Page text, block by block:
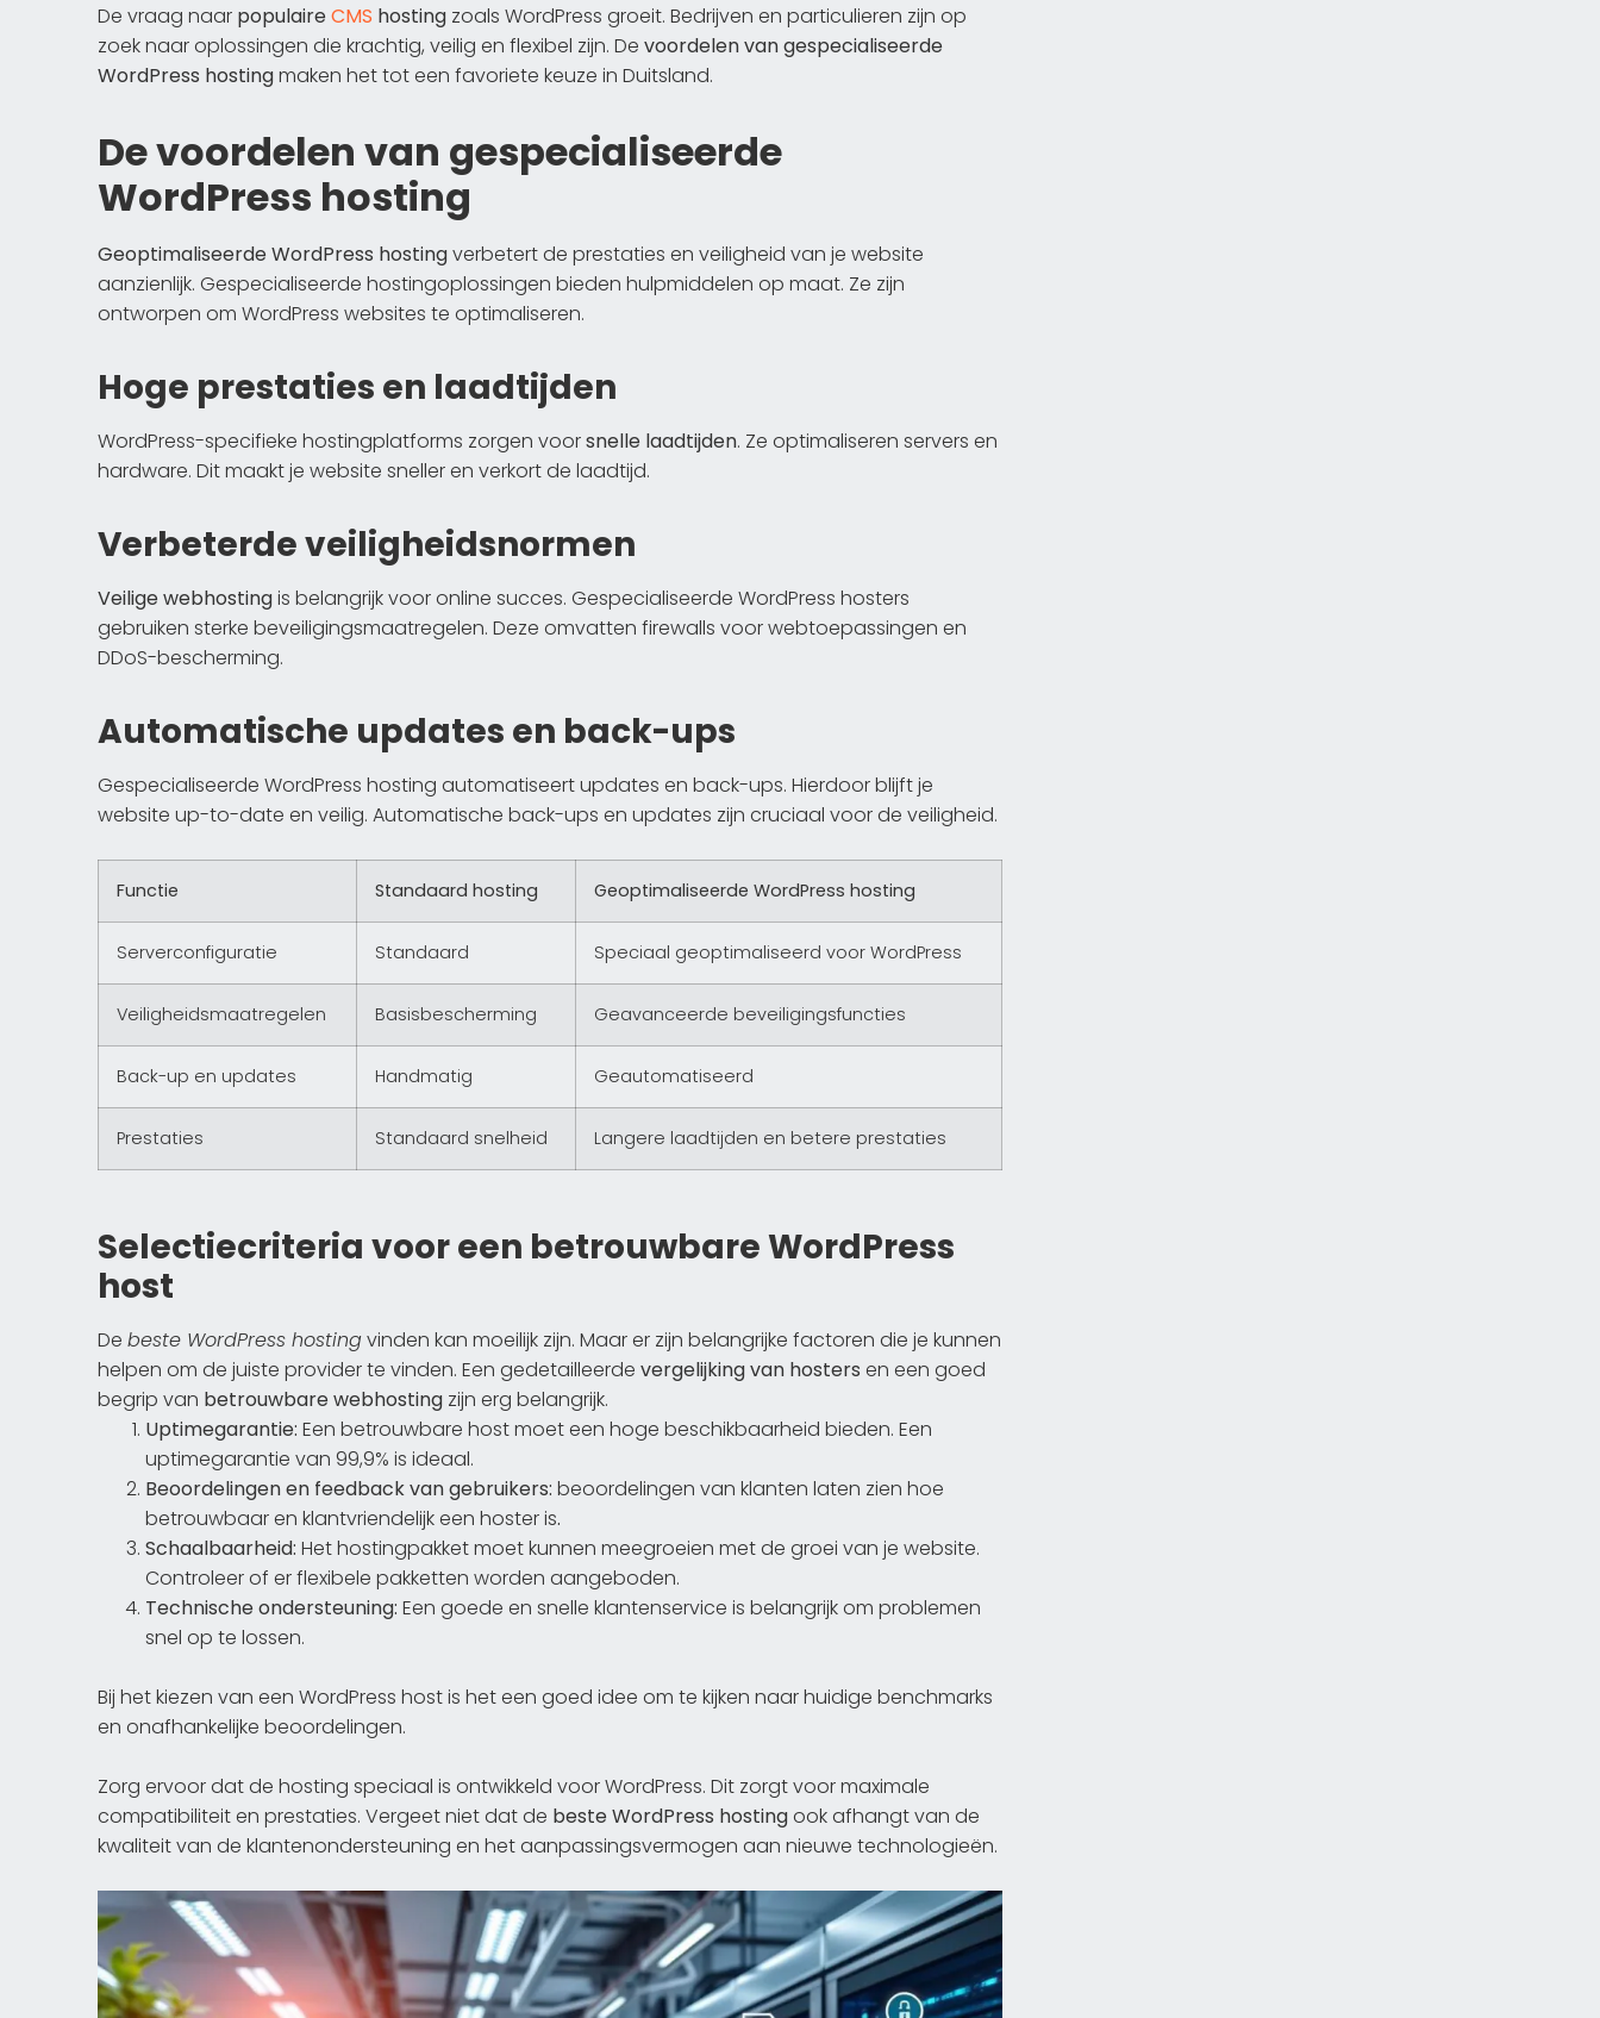
De vraag naar populaireCMS hosting zoals WordPress groeit. Bedrijven en particulieren zijn op
zoek naar oplossingen die krachtig, veilig en flexibel zijn. De voordelen van gespecialiseerde
WordPress hostingmaken het tot een favoriete keuze in Duitsland.
De voordelen van gespecialiseerde
WordPress hosting
Geoptimaliseerde WordPress hostingverbetert de prestaties en veiligheid van je website
aanzienlijk. Gespecialiseerde hostingoplossingen bieden hulpmiddelen op maat. Ze zijn
ontworpen om WordPress websites te optimaliseren.
Hoge prestaties en laadtijden
WordPress-specifieke hostingplatforms zorgen voorsnelle laadtijden. Ze optimaliseren servers en
hardware. Dit maakt je website sneller en verkort de laadtijd.
Verbeterde veiligheidsnormen
Veilige webhostingis belangrijk voor online succes. Gespecialiseerde WordPress hosters
gebruiken sterke beveiligingsmaatregelen. Deze omvatten firewalls voor webtoepassingen en
DDoS-bescherming.
Automatische updates en back-ups
Gespecialiseerde WordPress hosting automatiseert updates en back-ups. Hierdoor blijft je
website up-to-date en veilig. Automatische back-ups en updates zijn cruciaal voor de veiligheid.
Functie Standaard hosting Geoptimaliseerde WordPress hosting
Serverconfiguratie Standaard Speciaal geoptimaliseerd voor WordPress
Veiligheidsmaatregelen Basisbescherming Geavanceerde beveiligingsfuncties
Back-up en updates Handmatig Geautomatiseerd
Prestaties Standaard snelheid Langere laadtijden en betere prestaties
Selectiecriteria voor een betrouwbare WordPress
host
De beste WordPress hostingvinden kan moeilijk zijn. Maar er zijn belangrijke factoren die je kunnen
helpen om de juiste provider te vinden. Een gedetailleerde vergelijking van hosters en een goed
begrip van betrouwbare webhosting zijn erg belangrijk.
Uptimegarantie: Een betrouwbare host moet een hoge beschikbaarheid bieden. Een
uptimegarantie van 99,9% is ideaal.
Beoordelingen en feedback van gebruikers: beoordelingen van klanten laten zien hoe
betrouwbaar en klantvriendelijk een hoster is.
Schaalbaarheid: Het hostingpakket moet kunnen meegroeien met de groei van je website.
Controleer of er flexibele pakketten worden aangeboden.
Technische ondersteuning: Een goede en snelle klantenservice is belangrijk om problemen
snel op te lossen.
Bij het kiezen van een WordPress host is het een goed idee om te kijken naar huidige benchmarks
en onafhankelijke beoordelingen.
Zorg ervoor dat de hosting speciaal is ontwikkeld voor WordPress. Dit zorgt voor maximale
compatibiliteit en prestaties. Vergeet niet dat de beste WordPress hostingook afhangt van de
kwaliteit van de klantenondersteuning en het aanpassingsvermogen aan nieuwe technologieën.